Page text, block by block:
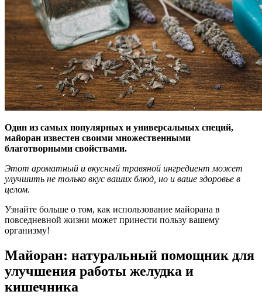
Один из самых популярных и универсальных специй,
майоран известен своими множественными
благотворными свойствами.
Этот ароматный и вкусный травяной ингредиент может
улучшить не только вкус ваших блюд, но и ваше здоровье в
целом.
Узнайте больше о том, как использование майорана в
повседневной жизни может принести пользу вашему
организму!
Майоран: натуральный помощник для
улучшения работы желудка и
кишечника